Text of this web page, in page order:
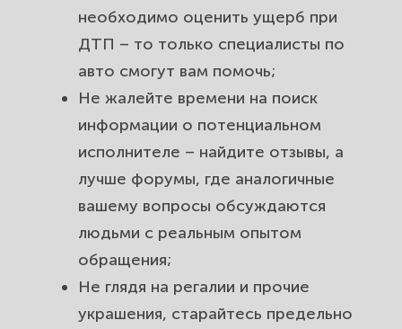
необходимо оценить ущерб при
ДТП – то только специалисты по
авто смогут вам помочь;
Не жалейте времени на поиск
информации о потенциальном
исполнителе – найдите отзывы, а
лучше форумы, где аналогичные
вашему вопросы обсуждаются
людьми с реальным опытом
обращения;
Не глядя на регалии и прочие
украшения, старайтесь предельно